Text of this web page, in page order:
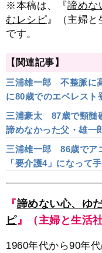
※本稿は、『諦めな
むレシピ』（主婦と
です。
【関連記事】
三浦雄一郎 不整脈に
に80歳でのエベレスト
を乗り越えて富士登山
三浦豪太 87歳で頸髄
諦めなかった父・雄一
の一言とは
三浦雄一郎 86歳でア
「要介護4」になって
『諦めない心、ゆ
ピ』（主婦と生活社
1960年代から90年